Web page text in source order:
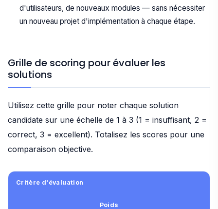
d'utilisateurs, de nouveaux modules — sans nécessiter
un nouveau projet d'implémentation à chaque étape.
Grille de scoring pour évaluer les
solutions
Utilisez cette grille pour noter chaque solution
candidate sur une échelle de 1 à 3 (1 = insuffisant, 2 =
correct, 3 = excellent). Totalisez les scores pour une
comparaison objective.
Critère d'évaluation
Poids